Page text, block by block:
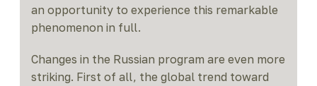
an opportunity to experience this remarkable
phenomenon in full.
Changes in the Russian program are even more
striking. First of all, the global trend toward